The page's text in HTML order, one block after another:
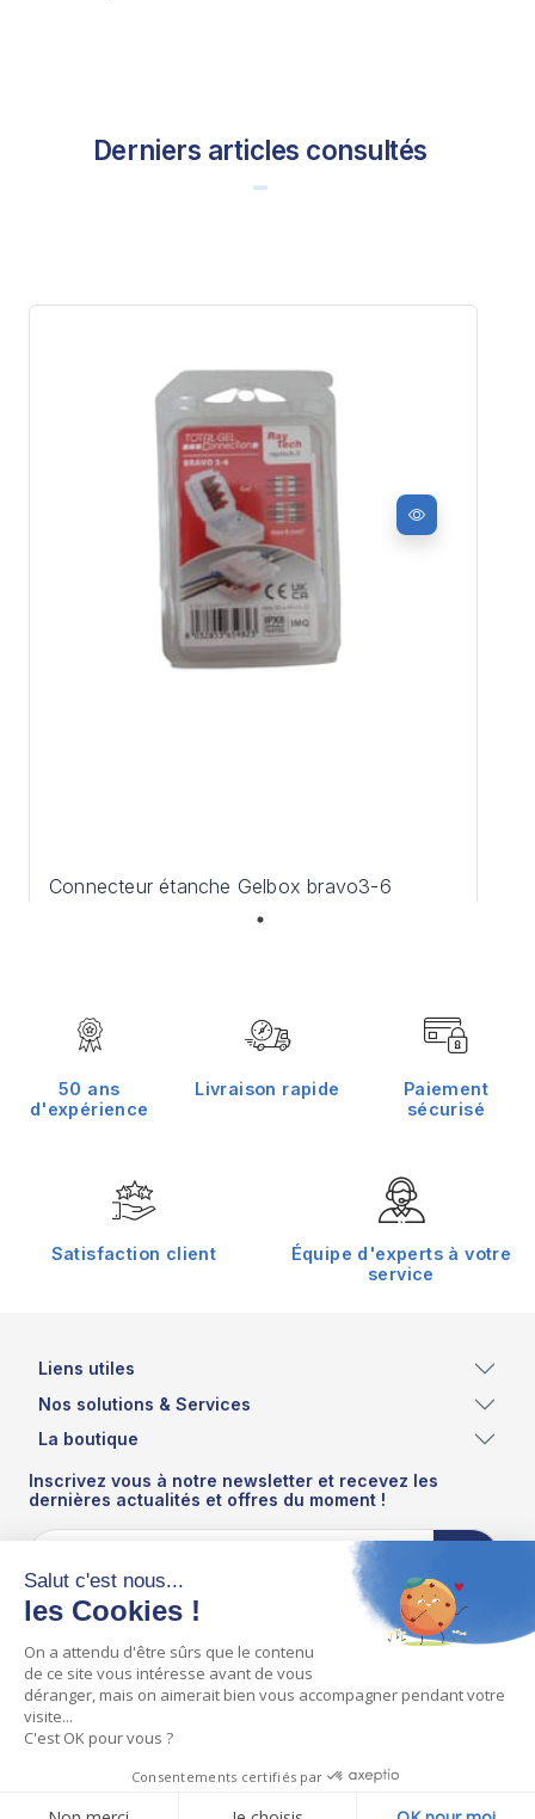
Derniers articles consultés
Connecteur étanche Gelbox bravo3-6
50 ans
d'expérience
Livraison rapide
Paiement
sécurisé
Satisfaction client
Équipe d'experts à votre
service
Liens utiles
Nos solutions & Services
La boutique
Inscrivez vous à notre newsletter et recevez les
dernières actualités et offres du moment !
ASSISTEAUX - ZI DES TRANCHIS - COUHE
86700 VALENCE-EN-POITOU
info@assisteaux.com
05.49.59.01.20
© Copyright 2024 Assisteaux